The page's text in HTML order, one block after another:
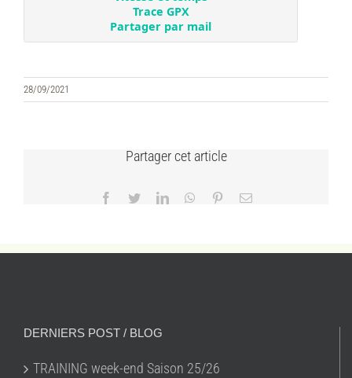
28/09/2021
Partager cet article
Facebook
TwitterLinkedInWhatsApp
PinterestEmail
DERNIERS POST / BLOG
TRAINING week-end Saison 25/26